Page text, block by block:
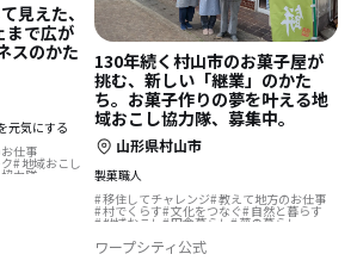
見えた、
まで広が
スのかた
元気にする
仕事
地域おこし
力隊
130年続く村山市のお菓子屋が
挑む、新しい「継業」のかた
ち。お菓子作りの夢を叶える地
域おこし協力隊、募集中。
山形県村山市
製菓職人
移住してチャレンジ 教えて地方のお仕事
村でくらす 文化をつなぐ 自然と暮らす
地域おこし 田舎暮らし 夢の暮らし
スポーツで豊かに
ワープシティ公式